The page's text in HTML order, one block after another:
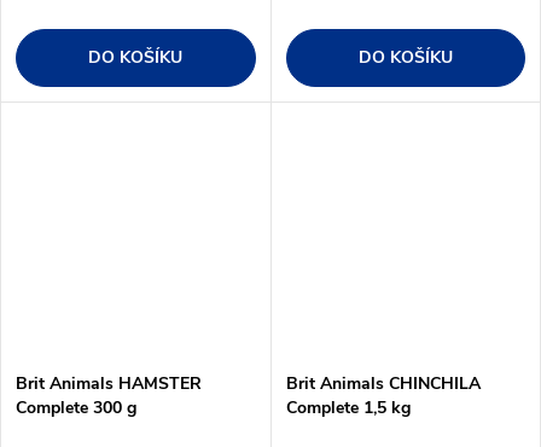
DO KOŠÍKU DO KOŠÍKU
Brit Animals HAMSTER
Complete 300 g
Brit Animals CHINCHILA
Complete 1,5 kg